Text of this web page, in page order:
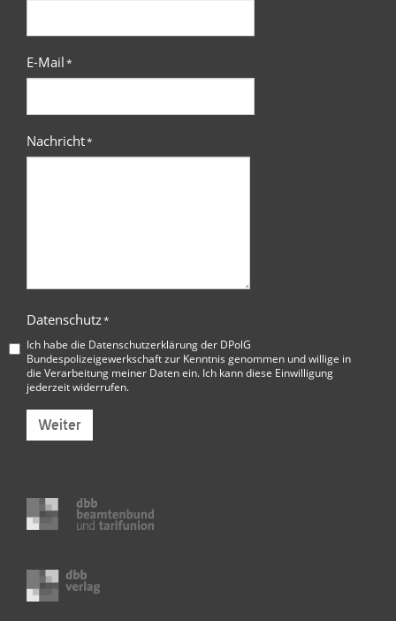
E-Mail*
Nachricht*
Datenschutz*
Ich habe die Datenschutzerklärung der DPolG
Bundespolizeigewerkschaftzur Kenntnis genommen und willige in
die Verarbeitung meiner Daten ein. Ich kann diese Einwilligung
jederzeit widerrufen.
Weiter